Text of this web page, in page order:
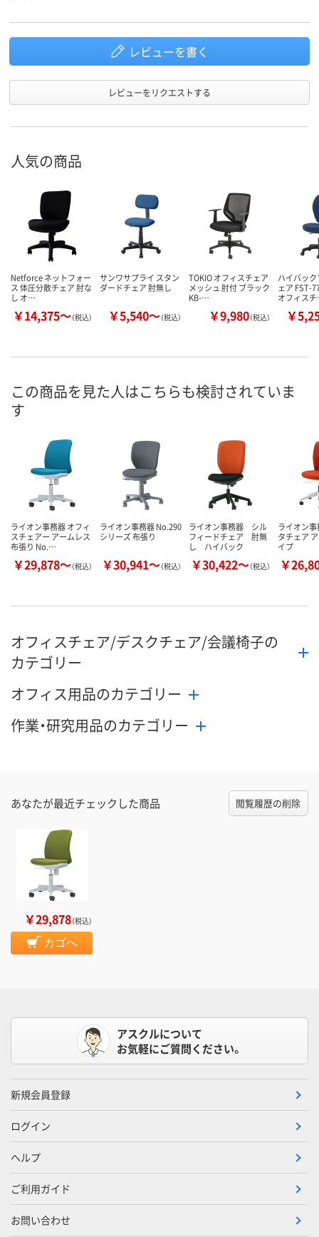
レビューを書く
レビューをリクエストする
人気の商品
Netforce ネットフォー
ス 体圧分散チェア 肘な
し オ…
￥14,375～（税込）
サンワサプライ スタン
ダードチェア 肘無し
￥5,540～（税込）
TOKIO オフィスチェア
メッシュ 肘付 ブラック
KB-…
￥9,980（税込）
ハイバッ
ェア FST-
オフィス
￥
この商品を見た人はこちらも検討されていま
す
ライオン事務器 オフィ
スチェアー アームレス
布張り No.…
￥29,878～（税込）
ライオン事務器 No.290
シリーズ 布張り
￥30,941～（税込）
ライオン事務器 シル
フィードチェア 肘無
し ハイバック
￥30,422～（税込）
ライオン
タチェア
イプ
￥
オフィスチェア/デスクチェア/会議椅子の
カテゴリー
オフィス用品のカテゴリー
作業・研究用品のカテゴリー
あなたが最近チェックした商品 閲覧履歴の削除
￥29,878（税込）
カゴへ
アスクルについて
お気軽にご質問ください。
新規会員登録
ログイン
ヘルプ
ご利用ガイド
お問い合わせ